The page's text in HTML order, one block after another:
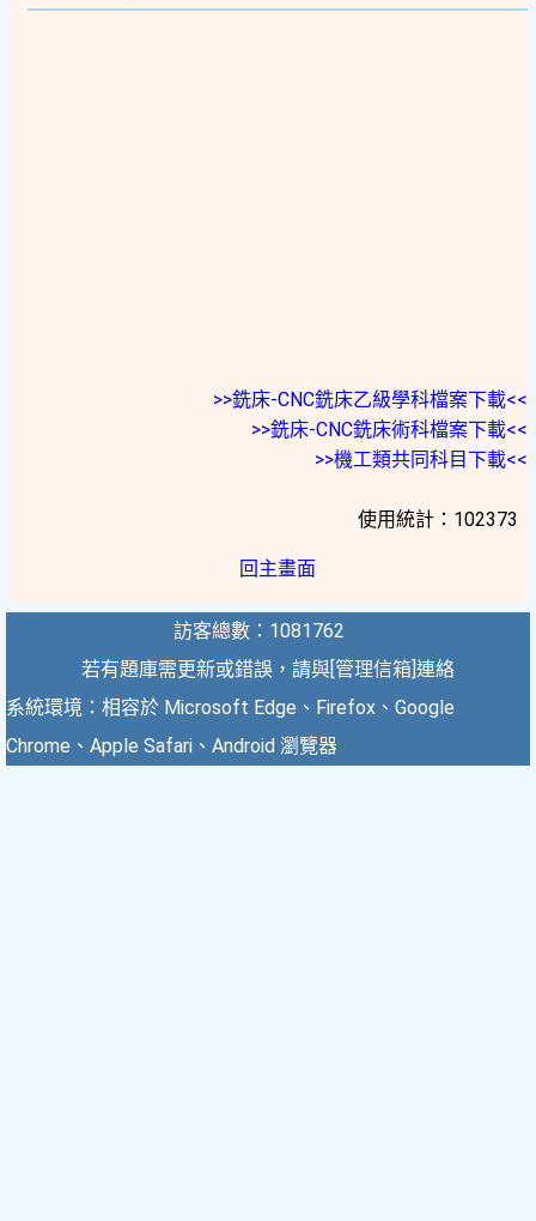
>>銑床-CNC銑床乙級學科檔案下載<<
>>銑床-CNC銑床術科檔案下載<<
>>機工類共同科目下載<<
使用統計：102373
回主畫面
訪客總數：1081762
若有題庫需更新或錯誤，請與[管理信箱]連絡
系統環境：相容於 Microsoft Edge、Firefox、Google
Chrome、Apple Safari、Android 瀏覽器